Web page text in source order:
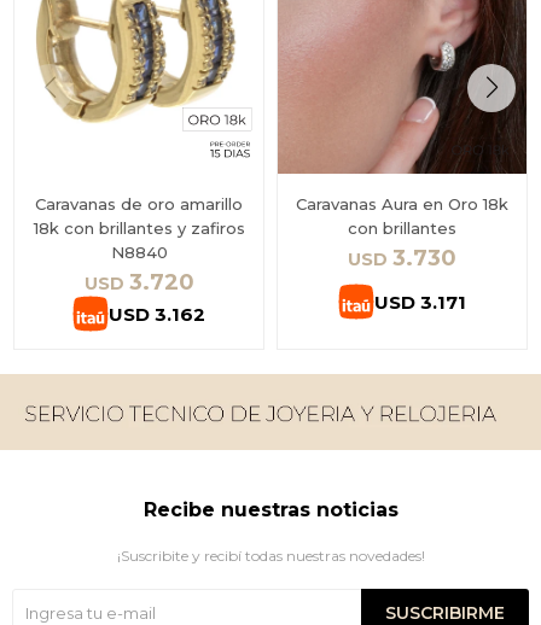
Caravanas de oro amarillo
18k con brillantes y zafiros
N8840
USD 3.720
USD 3.162
Caravanas Aura en Oro 18k
con brillantes
USD 3.730
USD 3.171
Recibe nuestras noticias
¡Suscribite y recibí todas nuestras novedades!
SUSCRIBIRME